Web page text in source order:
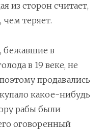
из сторон считает,
теряет.
бежавшие в
в 19 веке, не
продавались
какое-нибудь
рабы были
оговоренный